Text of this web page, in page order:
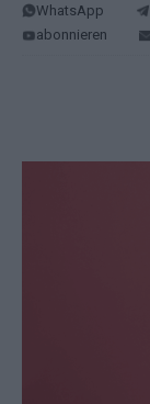
WhatsApp
abonnieren